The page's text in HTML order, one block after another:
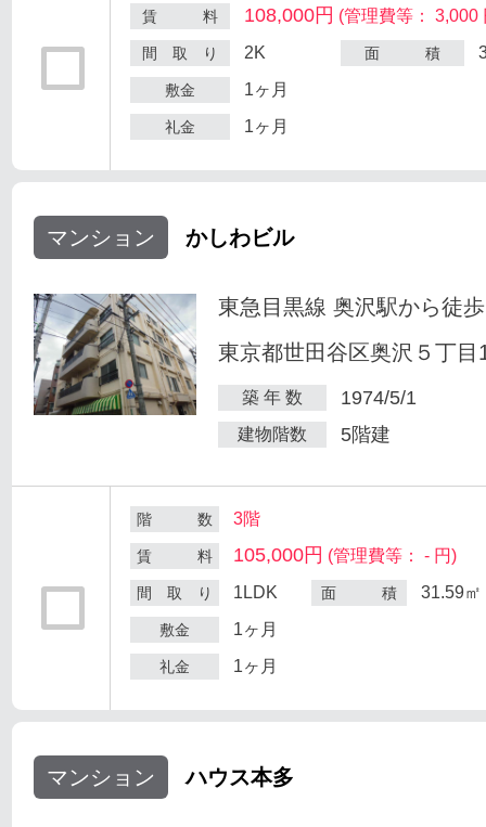
賃 料 108,000円 (管理費等： 3,000
間 取 り 2K 面 積
敷金 1ヶ月
礼金 1ヶ月
マンション かしわビル
東急目黒線 奥沢駅から徒
東京都世田谷区奥沢５丁目
築 年 数 1974/5/1
建物階数 5階建
階 数 3階
賃 料 105,000円 (管理費等： - 円)
間 取 り 1LDK 面 積 31.59㎡
敷金 1ヶ月
礼金 1ヶ月
マンション ハウス本多